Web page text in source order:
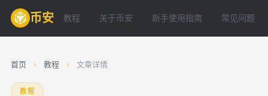
币安 教程 关于币安 新手使用指南 常见问题
首页 › 教程 › 文章详情
教程